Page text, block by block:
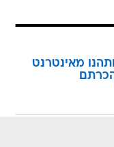
מאינטרנט